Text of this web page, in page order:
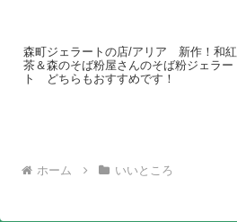
森町ジェラートの店/アリア 新作！和紅
茶＆森のそば粉屋さんのそば粉ジェラー
ト どちらもおすすめです！
ホーム いいところ